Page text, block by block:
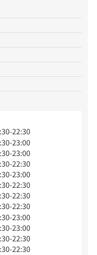
22:30
23:00
23:00
22:30
23:00
22:30
22:30
22:30
23:00
23:00
22:30
22:30